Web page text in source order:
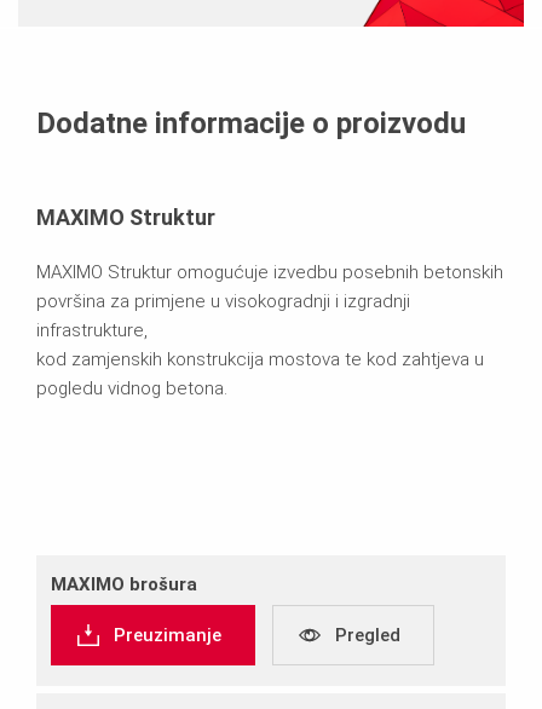
Dodatne informacije o proizvodu
MAXIMO Struktur
MAXIMO Struktur omogućuje izvedbu posebnih betonskih
površina za primjene u visokogradnji i izgradnji
infrastrukture,
kod zamjenskih konstrukcija mostova te kod zahtjeva u
pogledu vidnog betona.
MAXIMO brošura
Preuzimanje Pregled